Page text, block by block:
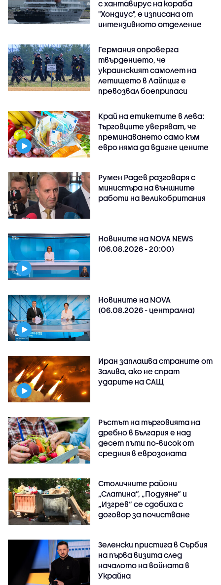
с хантавирус на кораба
"Хондиус", е изписана от
интензивното отделение
Германия опроверга
твърдението, че
украинският самолет на
летището в Лайпциг е
превозвал боеприпаси
Край на етикетите в лева:
Търговците уверяват, че
преминаването само към
евро няма да вдигне цените
Румен Радев разговаря с
министъра на външните
работи на Великобритания
Новините на NOVA NEWS
(06.08.2026 - 20:00)
Новините на NOVA
(06.08.2026 - централна)
Иран заплашва страните от
Залива, ако не спрат
ударите на САЩ
Ръстът на търговията на
дребно в България е над
десет пъти по-висок от
средния в еврозоната
Столичните райони
„Слатина“, „Подуяне“ и
„Изгрев“ се сдобиха с
договор за почистване
Зеленски пристига в Сърбия
на първа визита след
началото на войната в
Украйна